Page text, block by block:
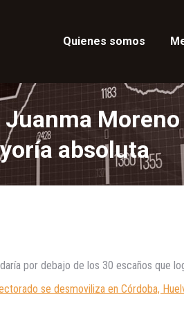
Quienes somos
absoluta
por debajo de los 30 escaños que
se desmoviliza en Córdoba,